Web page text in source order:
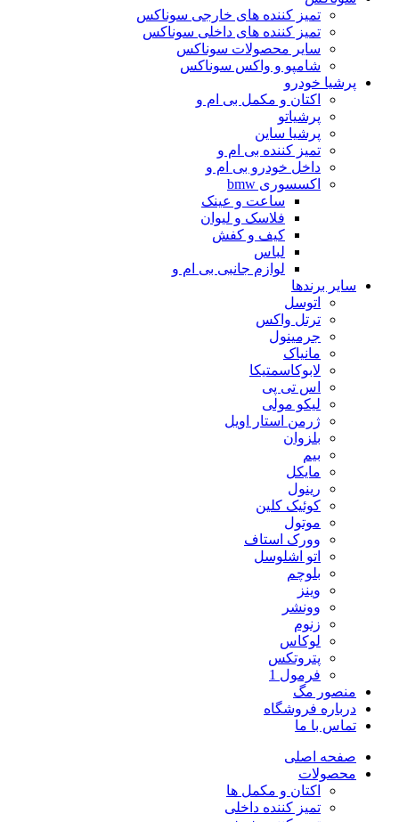
تمیز کننده های خارجی سوناکس
تمیز کننده های داخلی سوناکس
سایر محصولات سوناکس
شامپو و واکس سوناکس
پرشیا خودرو
اکتان و مکمل بی ام و
پرشیاتو
پرشیا ساین
تمیز کننده بی ام و
داخل خودرو بی ام و
اکسسوری bmw
ساعت و عینک
فلاسک و لیوان
کیف و کفش
لباس
لوازم جانبی بی ام و
سایر برندها
اتوسل
ترتل واکس
جرمینول
مانیاک
لابوکاسمتیکا
اس تی پی
لیکو مولی
ژرمن استار اویل
بلزوان
بیم
مایکل
رینول
کوئیک کلین
موتول
وورک استاف
اتو اشلوسل
بلوچم
وینز
وونشر
زنوم
لوکاس
پتروتکس
فرمول 1
منصور مگ
درباره فروشگاه
تماس با ما
صفحه اصلی
محصولات
اکتان و مکمل ها
تمیز کننده داخلی